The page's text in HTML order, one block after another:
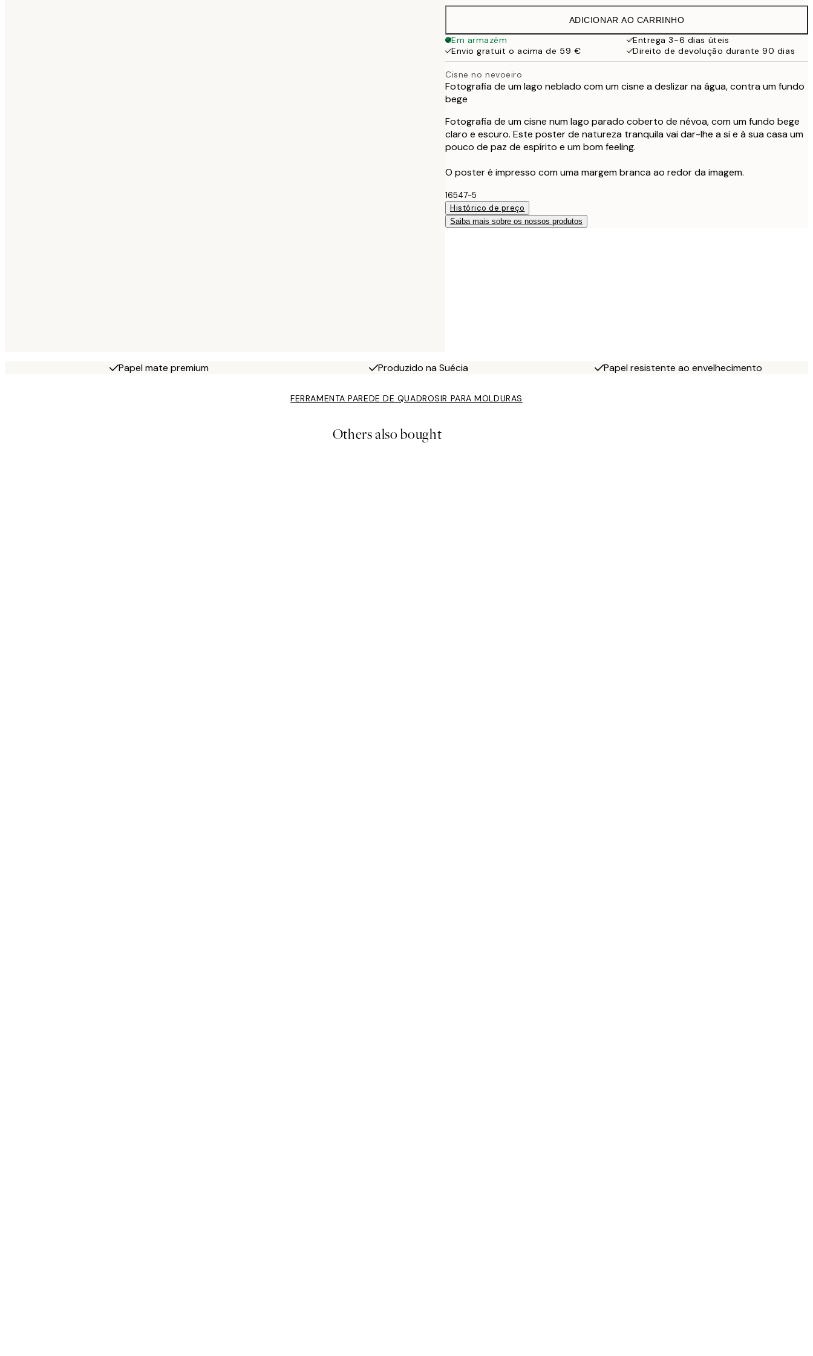
32,45 €
ADICIONAR AO CARRINHO
Em armazém
Entrega 3-6 dias úteis
Envio gratuit o acima de 59 €
Direito de devolução durante 90 dias
Cisne no nevoeiro
Fotografia de um lago neblado com um cisne a deslizar na água, contra um fundo
bege
Fotografia de um cisne num lago parado coberto de névoa, com um fundo bege
claro e escuro. Este poster de natureza tranquila vai dar-lhe a si e à sua casa um
pouco de paz de espírito e um bom feeling.
O poster é impresso com uma margem branca ao redor da imagem.
16547-5
Histórico de preço
Saiba mais sobre os nossos produtos
Papel mate premium Produzido na Suécia Papel resistente ao envelhecimento
FERRAMENTA PAREDE DE QUADROSIR PARA MOLDURAS
Others also bought